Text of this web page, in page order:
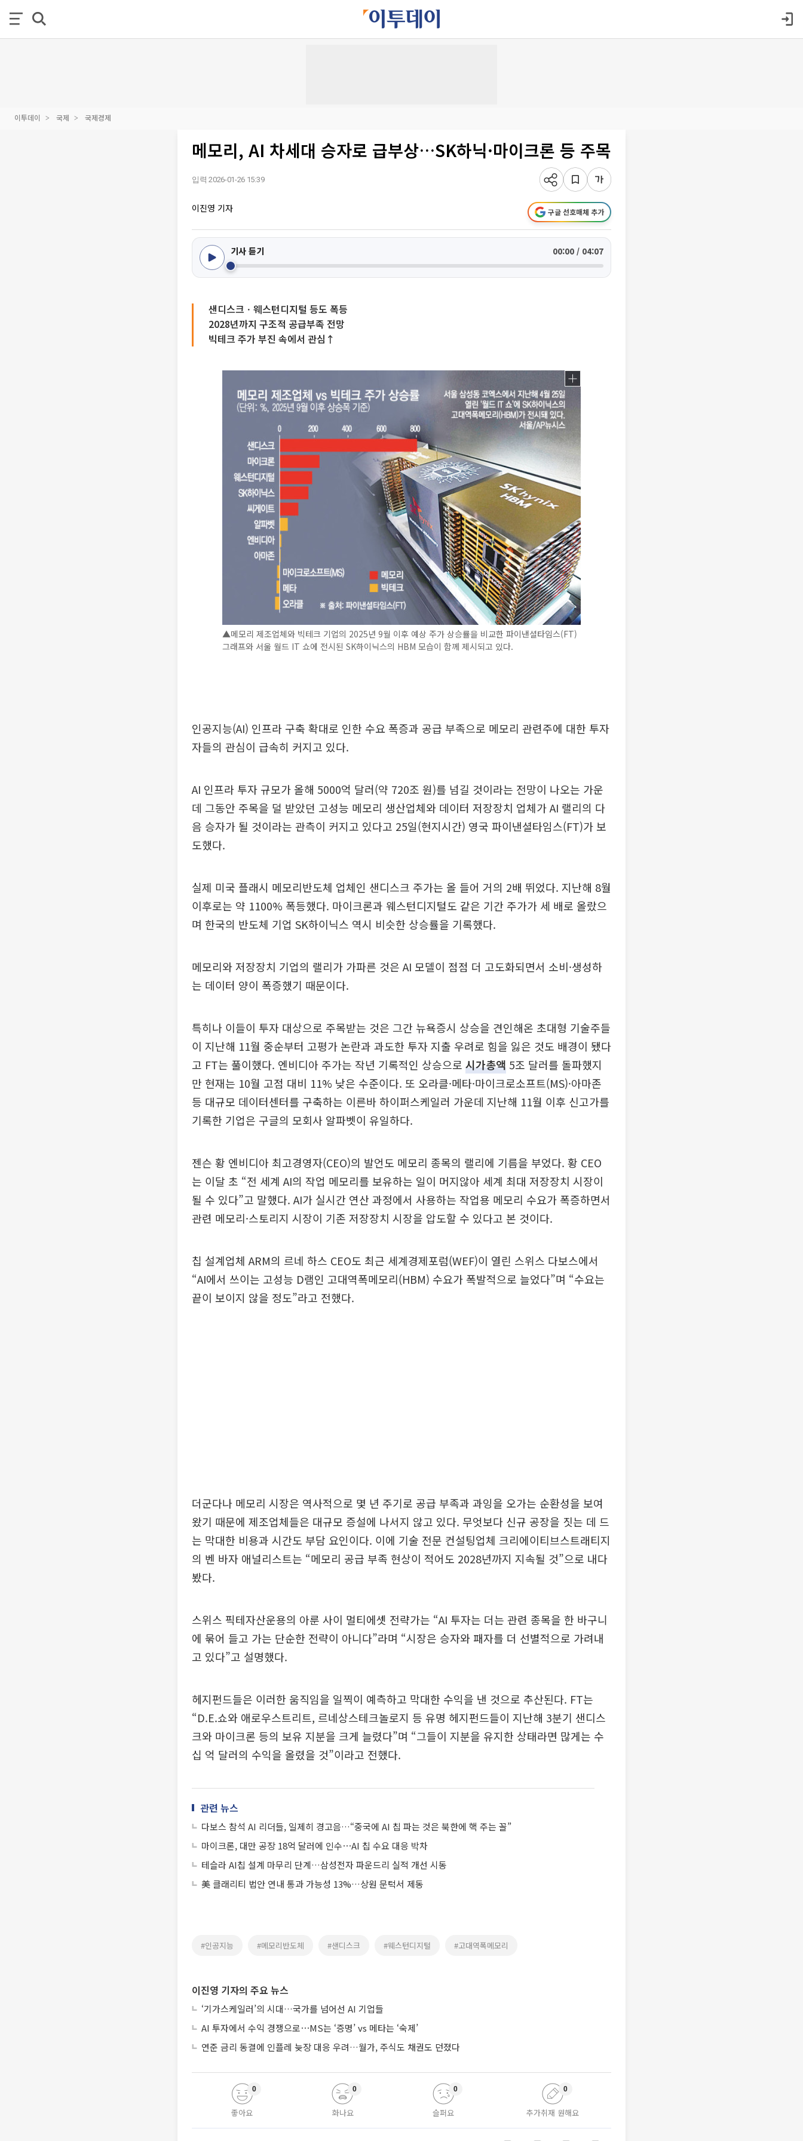
이투데이 국제 국제경제
메모리, AI 차세대 승자로 급부상…SK하닉·마이크론 등 주목
입력 2026-01-26 15:39
이진영 기자 구글 선호매체 추가
기사 듣기 00:00 / 04:07
샌디스크ㆍ웨스턴디지털 등도 폭등
2028년까지 구조적 공급부족 전망
빅테크 주가 부진 속에서 관심↑
▲메모리 제조업체와 빅테크 기업의 2025년 9월 이후 예상 주가 상승률을 비교한 파이낸셜타임스(FT)
그래프와 서울 월드 IT 쇼에 전시된 SK하이닉스의 HBM 모습이 함께 제시되고 있다.
인공지능(AI) 인프라 구축 확대로 인한 수요 폭증과 공급 부족으로 메모리 관련주에 대한 투자
자들의 관심이 급속히 커지고 있다.
AI 인프라 투자 규모가 올해 5000억 달러(약 720조 원)를 넘길 것이라는 전망이 나오는 가운
데 그동안 주목을 덜 받았던 고성능 메모리 생산업체와 데이터 저장장치 업체가 AI 랠리의 다
음 승자가 될 것이라는 관측이 커지고 있다고 25일(현지시간) 영국 파이낸셜타임스(FT)가 보
도했다.
실제 미국 플래시 메모리반도체 업체인 샌디스크 주가는 올 들어 거의 2배 뛰었다. 지난해 8월
이후로는 약 1100% 폭등했다. 마이크론과 웨스턴디지털도 같은 기간 주가가 세 배로 올랐으
며 한국의 반도체 기업 SK하이닉스 역시 비슷한 상승률을 기록했다.
메모리와 저장장치 기업의 랠리가 가파른 것은 AI 모델이 점점 더 고도화되면서 소비·생성하
는 데이터 양이 폭증했기 때문이다.
특히나 이들이 투자 대상으로 주목받는 것은 그간 뉴욕증시 상승을 견인해온 초대형 기술주들
이 지난해 11월 중순부터 고평가 논란과 과도한 투자 지출 우려로 힘을 잃은 것도 배경이 됐다
고 FT는 풀이했다. 엔비디아 주가는 작년 기록적인 상승으로 시가총액 5조 달러를 돌파했지
만 현재는 10월 고점 대비 11% 낮은 수준이다. 또 오라클·메타·마이크로소프트(MS)·아마존
등 대규모 데이터센터를 구축하는 이른바 하이퍼스케일러 가운데 지난해 11월 이후 신고가를
기록한 기업은 구글의 모회사 알파벳이 유일하다.
젠슨 황 엔비디아 최고경영자(CEO)의 발언도 메모리 종목의 랠리에 기름을 부었다. 황 CEO
는 이달 초 “전 세계 AI의 작업 메모리를 보유하는 일이 머지않아 세계 최대 저장장치 시장이
될 수 있다”고 말했다. AI가 실시간 연산 과정에서 사용하는 작업용 메모리 수요가 폭증하면서
관련 메모리·스토리지 시장이 기존 저장장치 시장을 압도할 수 있다고 본 것이다.
칩 설계업체 ARM의 르네 하스 CEO도 최근 세계경제포럼(WEF)이 열린 스위스 다보스에서
“AI에서 쓰이는 고성능 D램인 고대역폭메모리(HBM) 수요가 폭발적으로 늘었다”며 “수요는
끝이 보이지 않을 정도”라고 전했다.
더군다나 메모리 시장은 역사적으로 몇 년 주기로 공급 부족과 과잉을 오가는 순환성을 보여
왔기 때문에 제조업체들은 대규모 증설에 나서지 않고 있다. 무엇보다 신규 공장을 짓는 데 드
는 막대한 비용과 시간도 부담 요인이다. 이에 기술 전문 컨설팅업체 크리에이티브스트래티지
의 벤 바자 애널리스트는 “메모리 공급 부족 현상이 적어도 2028년까지 지속될 것”으로 내다
봤다.
스위스 픽테자산운용의 아룬 사이 멀티에셋 전략가는 “AI 투자는 더는 관련 종목을 한 바구니
에 묶어 들고 가는 단순한 전략이 아니다”라며 “시장은 승자와 패자를 더 선별적으로 가려내
고 있다”고 설명했다.
헤지펀드들은 이러한 움직임을 일찍이 예측하고 막대한 수익을 낸 것으로 추산된다. FT는
“D.E.쇼와 애로우스트리트, 르네상스테크놀로지 등 유명 헤지펀드들이 지난해 3분기 샌디스
크와 마이크론 등의 보유 지분을 크게 늘렸다”며 “그들이 지분을 유지한 상태라면 많게는 수
십 억 달러의 수익을 올렸을 것”이라고 전했다.
관련 뉴스
다보스 참석 AI 리더들, 일제히 경고음…“중국에 AI 칩 파는 것은 북한에 핵 주는 꼴”
마이크론, 대만 공장 18억 달러에 인수⋯AI 칩 수요 대응 박차
테슬라 AI칩 설계 마무리 단계…삼성전자 파운드리 실적 개선 시동
美 클래리티 법안 연내 통과 가능성 13%…상원 문턱서 제동
#인공지능 #메모리반도체 #샌디스크 #웨스턴디지털 #고대역폭메모리
이진영 기자의 주요 뉴스
‘기가스케일러’의 시대…국가를 넘어선 AI 기업들
AI 투자에서 수익 경쟁으로⋯MS는 ‘증명’ vs 메타는 ‘숙제’
연준 금리 동결에 인플레 늦장 대응 우려…월가, 주식도 채권도 던졌다
좋아요
0
화나요
0
슬퍼요
0
추가취재 원해요
0